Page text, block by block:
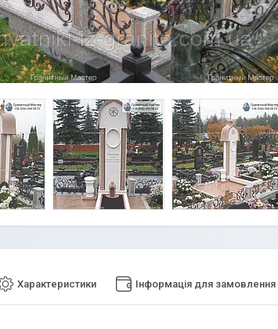
Характеристики Інформація для замовлення